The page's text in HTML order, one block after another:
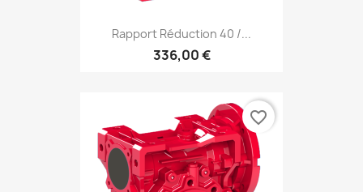
Rapport Réduction 40 /...
336,00 €
favorite_border